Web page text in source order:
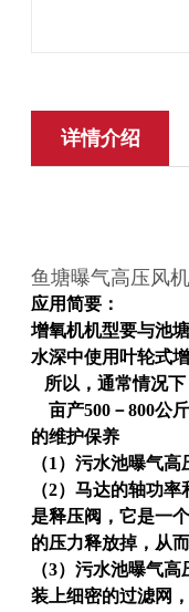
详情介绍
鱼塘曝气高压风
应用简要：
增氧机机型要与池
水深中使用叶轮式
所以，通常情况下
亩产500－800公
的维护保养
（1）污水池曝气
（2）马达的轴功
是释压阀，它是一
的压力释放掉，从
（3）污水池曝气
装上细密的过滤网